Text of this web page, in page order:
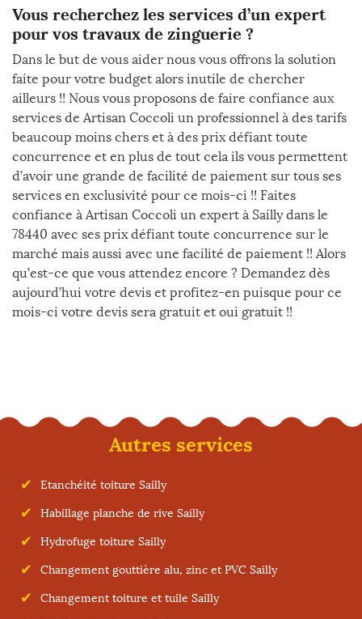
Vous recherchez les services d’un expert
pour vos travaux de zinguerie ?
Dans le but de vous aider nous vous offrons la solution
faite pour votre budget alors inutile de chercher
ailleurs !! Nous vous proposons de faire confiance aux
services de Artisan Coccoli un professionnel à des tarifs
beaucoup moins chers et à des prix défiant toute
concurrence et en plus de tout cela ils vous permettent
d’avoir une grande de facilité de paiement sur tous ses
services en exclusivité pour ce mois-ci !! Faites
confiance à Artisan Coccoli un expert à Sailly dans le
78440 avec ses prix défiant toute concurrence sur le
marché mais aussi avec une facilité de paiement !! Alors
qu’est-ce que vous attendez encore ? Demandez dès
aujourd’hui votre devis et profitez-en puisque pour ce
mois-ci votre devis sera gratuit et oui gratuit !!
Autres services
Etanchéité toiture Sailly
Habillage planche de rive Sailly
Hydrofuge toiture Sailly
Changement gouttière alu, zinc et PVC Sailly
Changement toiture et tuile Sailly